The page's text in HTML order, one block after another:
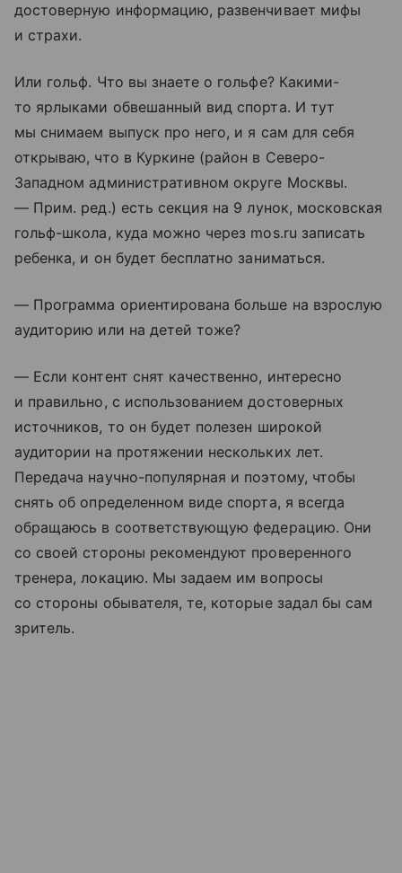
достоверную информацию, развенчивает мифы
и страхи.
Или гольф. Что вы знаете о гольфе? Какими-
то ярлыками обвешанный вид спорта. И тут
мы снимаем выпуск про него, и я сам для себя
открываю, что в Куркине (район в Северо-
Западном административном округе Москвы.
— Прим. ред.) есть секция на 9 лунок, московская
гольф-школа, куда можно через mos.ru записать
ребенка, и он будет бесплатно заниматься.
— Программа ориентирована больше на взрослую
аудиторию или на детей тоже?
— Если контент снят качественно, интересно
и правильно, с использованием достоверных
источников, то он будет полезен широкой
аудитории на протяжении нескольких лет.
Передача научно-популярная и поэтому, чтобы
снять об определенном виде спорта, я всегда
обращаюсь в соответствующую федерацию. Они
со своей стороны рекомендуют проверенного
тренера, локацию. Мы задаем им вопросы
со стороны обывателя, те, которые задал бы сам
зритель.